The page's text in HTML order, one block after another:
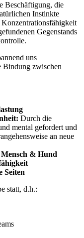
Beschäftigung, die
Instinkte
Gegenstands
uns
Bindung zwischen
Durch die
mental gefordert und
an neue
& Hund
Seiten
statt, d.h.: